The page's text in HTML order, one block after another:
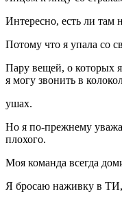
Интересно, есть ли там
Потому что я упала со
Пару вещей, о которых
я могу звонить в
ушах.
Но я по-прежнему
плохого.
Моя команда всегда
Я бросаю наживку в